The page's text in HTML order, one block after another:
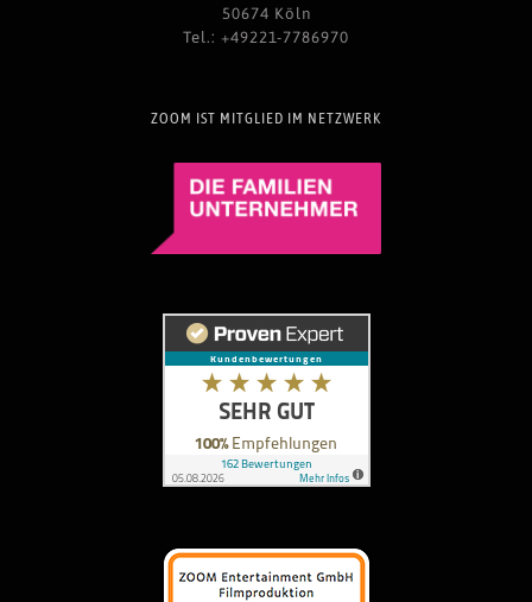
50674 Köln
Tel.: +49221-7786970
ZOOM IST MITGLIED IM NETZWERK